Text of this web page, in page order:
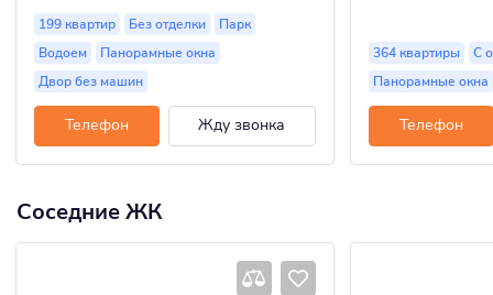
199 квартир Без отделки
Парк
Водоем
Панорамные окна
Двор без машин
Телефон Жду звонка
364 квартиры
С
Панорамные окна
Телефон
Соседние ЖК